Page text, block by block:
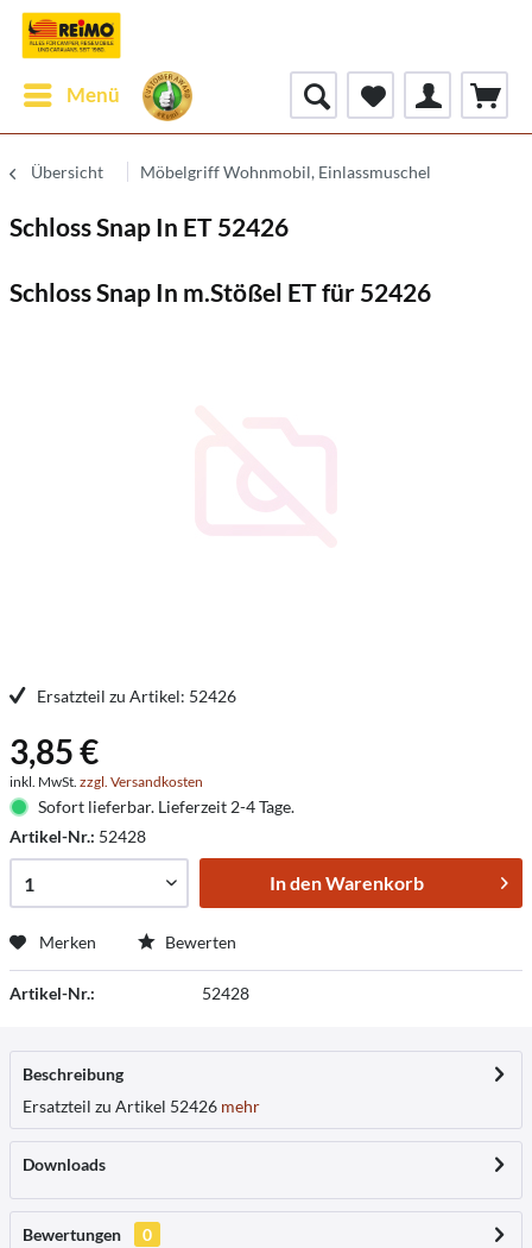
Menü
Übersicht Möbelgriff Wohnmobil, Einlassmuschel
Schloss Snap In ET 52426
Schloss Snap In m.Stößel ET für 52426
Ersatzteil zu Artikel: 52426
3,85 €
inkl. MwSt. zzgl. Versandkosten
Sofort lieferbar. Lieferzeit 2-4 Tage.
Artikel-Nr.: 52428
In denWarenkorb
Merken Bewerten
Artikel-Nr.: 52428
Beschreibung
Ersatzteil zu Artikel 52426 mehr
Downloads
Bewertungen
0